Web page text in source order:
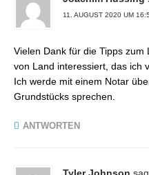
11. AUGUST 2020 UM
Vielen Dank für die Tipps
von Land interessiert, das ich
Ich werde mit einem Notar
Grundstücks sprechen.
ANTWORTEN